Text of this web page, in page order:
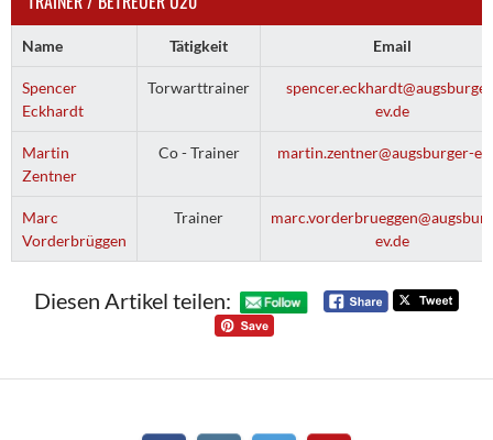
Name Tätigkeit Email
Spencer
Eckhardt
Torwarttrainer
ev.de
Martin
Zentner
Co - Trainer martin.zentner@augsburger-
Marc
Vorderbrüggen
Trainer
ev.de
Diesen Artikel teilen: